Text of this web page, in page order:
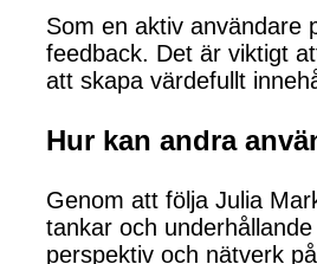
Som en aktiv användare
feedback. Det är viktigt
att skapa värdefullt
Hur kan andra
Genom att följa Julia
tankar och
perspektiv och nätverk